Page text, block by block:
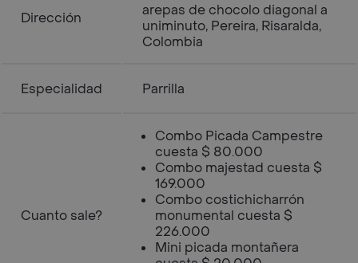
Dirección
arepas de chocolo diagonal a
uniminuto, Pereira, Risaralda,
Colombia
Especialidad Parrilla
Cuanto sale?
Combo Picada Campestre
cuesta $ 80.000
Combo majestad cuesta $
169.000
Combo costichicharrón
monumental cuesta $
226.000
Mini picada montañera